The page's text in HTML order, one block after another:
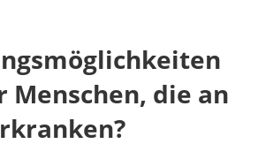
Menschen, die an